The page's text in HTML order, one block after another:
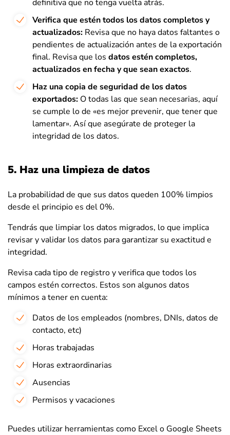
definitiva que no tenga vuelta atrás.
Verifica que estén todos los datos completos y
actualizados: Revisa que no haya datos faltantes o
pendientes de actualización antes de la exportación
final. Revisa que los datos estén completos,
actualizados en fecha y que sean exactos.
Haz una copia de seguridad de los datos
exportados: O todas las que sean necesarias, aquí
se cumple lo de «es mejor prevenir, que tener que
lamentar». Así que asegúrate de proteger la
integridad de los datos.
5. Haz una limpieza de datos
La probabilidad de que sus datos queden 100% limpios
desde el principio es del 0%.
Tendrás que limpiar los datos migrados, lo que implica
revisar y validar los datos para garantizar su exactitud e
integridad.
Revisa cada tipo de registro y verifica que todos los
campos estén correctos. Estos son algunos datos
mínimos a tener en cuenta:
Datos de los empleados (nombres, DNIs, datos de
contacto, etc)
Horas trabajadas
Horas extraordinarias
Ausencias
Permisos y vacaciones
Puedes utilizar herramientas como Excel o Google Sheets